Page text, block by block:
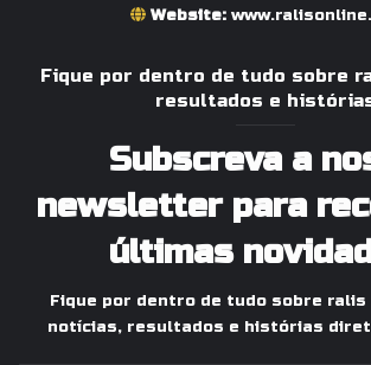
Website:
Fique por dentro de tudo sobre
resultados e
Subscreva a
newsletter para
últimas
Fique por dentro de tudo sobre ralis
notícias, resultados e histórias